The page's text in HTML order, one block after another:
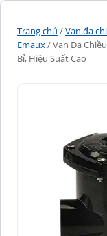
Trang chủ /Van đa
Emaux/ Van Đa
Bỉ, Hiệu Suất Cao